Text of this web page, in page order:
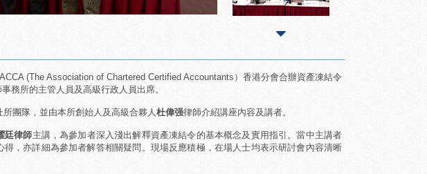
(The Association of Chartered Certified Accountants）香港分會合辦資產凍結令
務所的主管人員及高級行政人員出席。
團隊，並由本所創始人及高級合夥人 杜偉强律師介紹講座內容及講者。
廷律師主講，為參加者深入淺出解釋資產凍結令的基本概念及實用指引。當中主講者
，亦詳細為參加者解答相關疑問。現場反應積極，在場人士均表示研討會內容清晰